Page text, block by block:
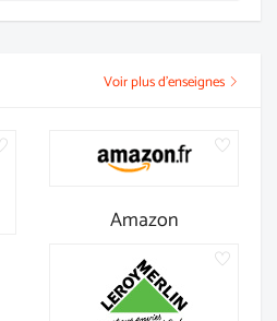
Voir plus d'enseignes
Amazon